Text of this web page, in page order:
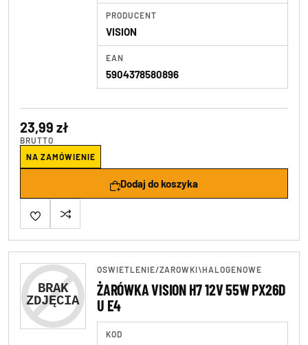
PRODUCENT
VISION
EAN
5904378580896
23,99 zł
BRUTTO
NA ZAMÓWIENIE
Dodaj do koszyka
OSWIETLENIE/ZAROWKI\HALOGENOWE
ŻARÓWKA VISION H7 12V 55W PX26D
U E4
KOD